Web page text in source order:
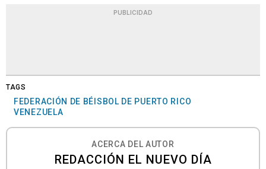
PUBLICIDAD
TAGS
FEDERACIÓN DE BÉISBOL DE PUERTO RICO
VENEZUELA
ACERCA DEL AUTOR
REDACCIÓN EL NUEVO DÍA